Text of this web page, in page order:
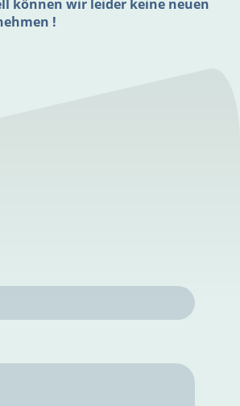
können wir leider keine neuen
!